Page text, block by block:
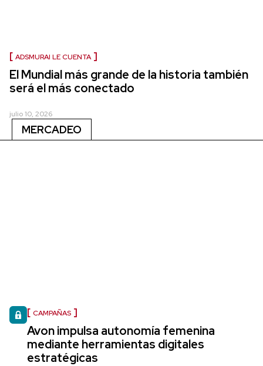
ADSMURAI LE CUENTA
El Mundial más grande de la historia también
será el más conectado
julio 10, 2026
MERCADEO
CAMPAÑAS
Avon impulsa autonomía femenina
mediante herramientas digitales
estratégicas